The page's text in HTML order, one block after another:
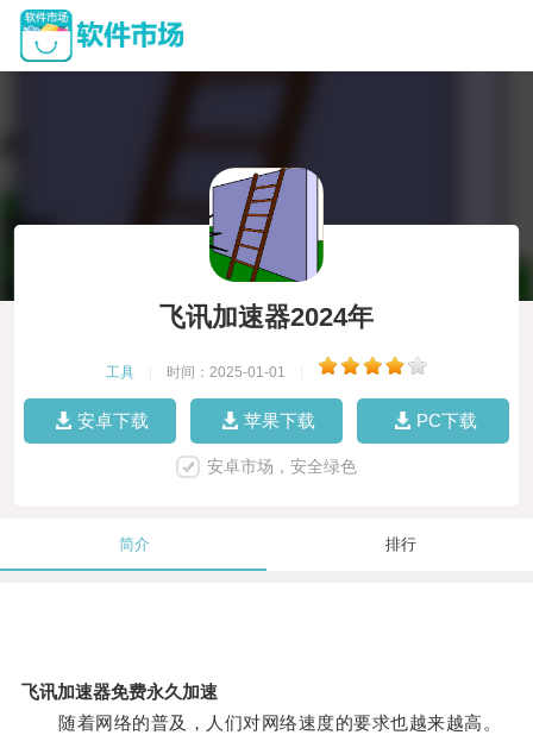
飞讯加速器2024年
工具 时间：2025-01-01
安卓下载 苹果下载 PC下载
安卓市场，安全绿色
简介 排行
飞讯加速器免费永久加速
随着网络的普及，人们对网络速度的要求也越来越高。